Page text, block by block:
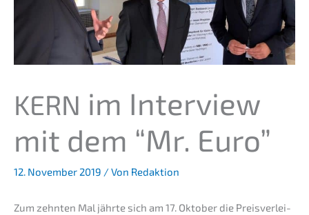
KERN im Inter­view
mit dem “Mr. Euro”
12. November 2019 / Von Redaktion
Zum zehnten Mal jährte sich am 17. Oktober die Preis­ver­lei­